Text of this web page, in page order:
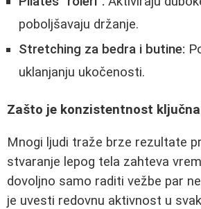
poboljšavaju držanje.
Stretching za bedra i butine:
uklanjanju ukočenosti.
Zašto je konzistentnost
Mnogi ljudi traže brze rezultate
stvaranje lepog tela zahteva
dovoljno samo raditi vežbe par
je uvesti redovnu aktivnost u